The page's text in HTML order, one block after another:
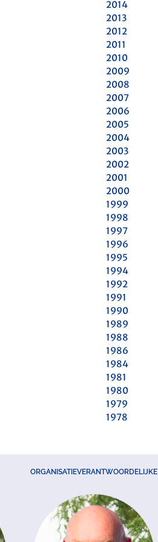
2014
2013
2012
2011
2010
2009
2008
2007
2006
2005
2004
2003
2002
2001
2000
1999
1998
1997
1996
1995
1994
1992
1991
1990
1989
1988
1986
1984
1981
1980
1979
1978
ORGANISATIEVERANTWOORDELIJKE